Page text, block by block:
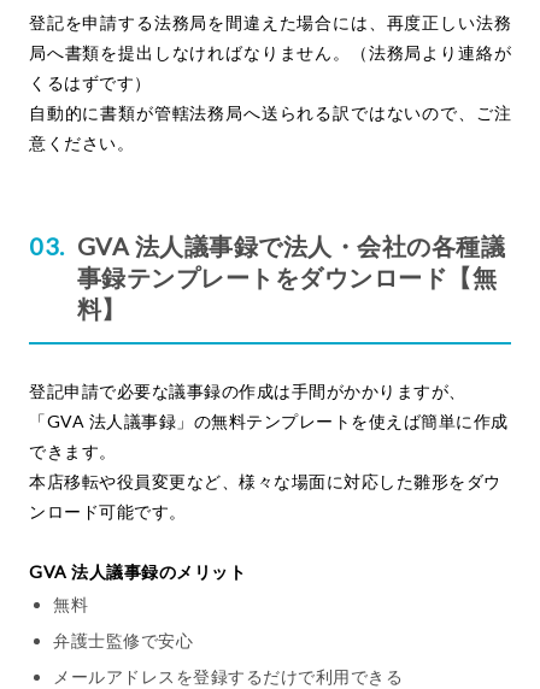
登記を申請する法務局を間違えた場合には、再度正しい法務
局へ書類を提出しなければなりません。（法務局より連絡が
くるはずです）
自動的に書類が管轄法務局へ送られる訳ではないので、ご注
意ください。
GVA 法人議事録で法人・会社の各種議
事録テンプレートをダウンロード【無
料】
登記申請で必要な議事録の作成は手間がかかりますが、
「GVA 法人議事録」の無料テンプレートを使えば簡単に作成
できます。
本店移転や役員変更など、様々な場面に対応した雛形をダウ
ンロード可能です。
GVA 法人議事録のメリット
無料
弁護士監修で安心
メールアドレスを登録するだけで利用できる